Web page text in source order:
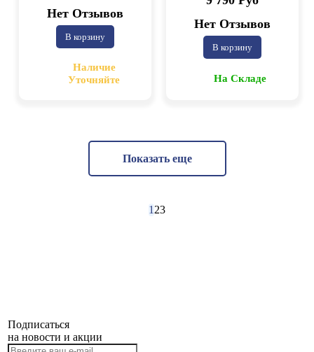
Нет Отзывов
В корзину
Наличие
Уточняйте
Нет Отзывов
В корзину
На Складе
1 23
Показать еще
Подписаться
на новости и акции